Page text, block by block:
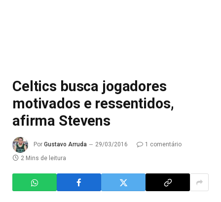
Celtics busca jogadores
motivados e ressentidos,
afirma Stevens
Por Gustavo Arruda 29/03/2016
1 comentário
2 Mins de leitura